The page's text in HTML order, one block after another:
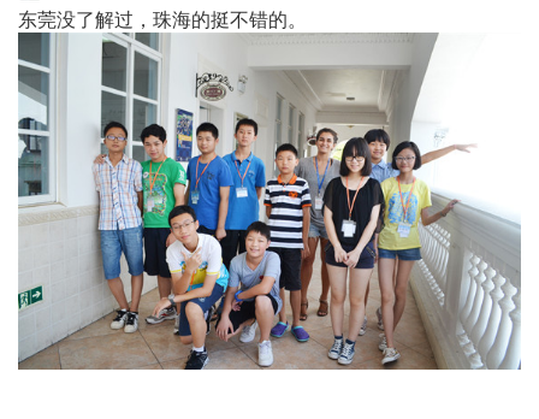
东莞没了解过，珠海的挺不错的。